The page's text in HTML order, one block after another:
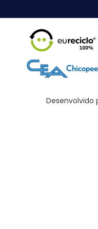
Desenvolvido